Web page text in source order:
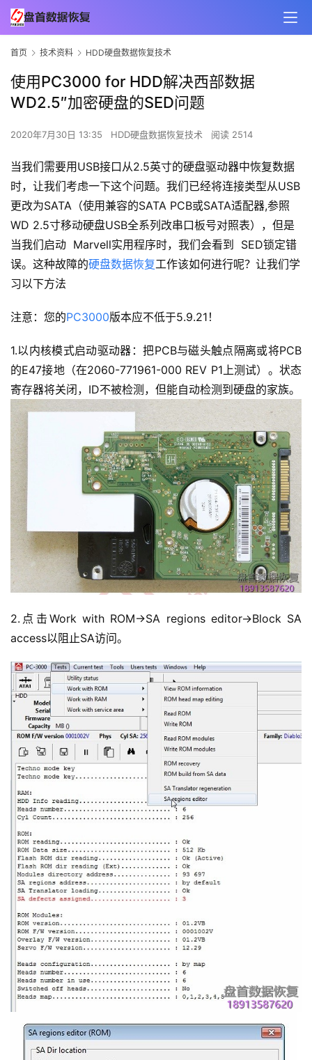
首页 技术资料 HDD硬盘数据恢复技术
使用PC3000 for HDD解决西部数据
WD2.5″加密硬盘的SED问题
2020年7月30日 13:35 HDD硬盘数据恢复技术 阅读 2514
当我们需要用USB接口从2.5英寸的硬盘驱动器中恢复数据
时，让我们考虑一下这个问题。我们已经将连接类型从USB
更改为SATA（使用兼容的SATA PCB或SATA适配器,参照
WD 2.5寸移动硬盘USB全系列改串口板号对照表），但是
当我们启动 Marvell实用程序时，我们会看到 SED锁定错
误。这种故障的硬盘数据恢复工作该如何进行呢？让我们学
习以下方法
注意：您的PC3000版本应不低于5.9.21！
1.以内核模式启动驱动器：把PCB与磁头触点隔离或将PCB
的E47接地（在2060-771961-000 REV P1上测试）。状态
寄存器将关闭，ID不被检测，但能自动检测到硬盘的家族。
2.点击Work with ROM->SA regions editor->Block SA
access以阻止SA访问。